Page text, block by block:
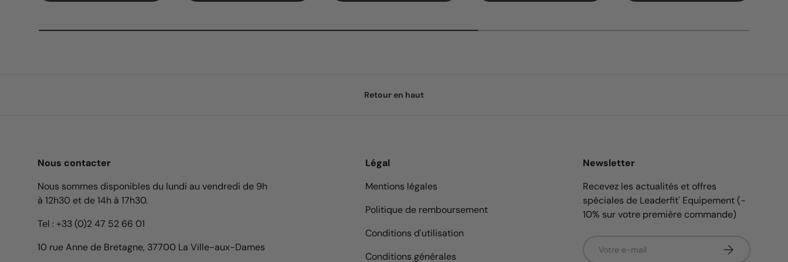
Retour en haut
Nous contacter
Nous sommes disponibles du lundi au vendredi de 9h
à 12h30 et de 14h à 17h30.
Tel : +33 (0)2 47 52 66 01
10 rue Anne de Bretagne, 37700 La Ville-aux-Dames
Légal
Mentions légales
Politique de remboursement
Conditions d'utilisation
Conditions générales
Newsletter
Recevez les actualités et offres
spéciales de Leaderfit' Equipement (-
10% sur votre première commande)
S’inscrire